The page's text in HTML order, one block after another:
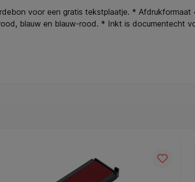
voor een gratis tekstplaatje. *
blauw en blauw-rood. * Inkt is documentecht